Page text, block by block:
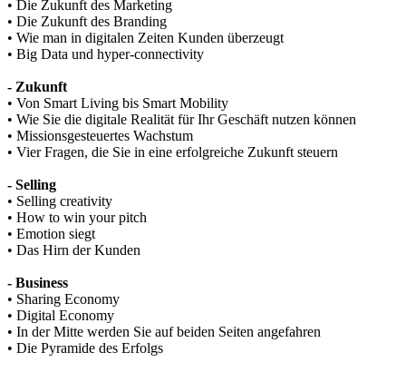
• Die Zukunft des Marketing
• Die Zukunft des Branding
• Wie man in digitalen Zeiten Kunden überzeugt
• Big Data und hyper-connectivity
- Zukunft
• Von Smart Living bis Smart Mobility
• Wie Sie die digitale Realität für Ihr Geschäft nutzen können
• Missionsgesteuertes Wachstum
• Vier Fragen, die Sie in eine erfolgreiche Zukunft steuern
- Selling
• Selling creativity
• How to win your pitch
• Emotion siegt
• Das Hirn der Kunden
- Business
• Sharing Economy
• Digital Economy
• In der Mitte werden Sie auf beiden Seiten angefahren
• Die Pyramide des Erfolgs